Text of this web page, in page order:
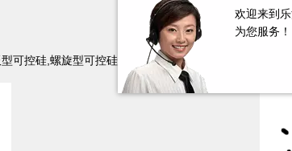
可控硅,螺旋型可控硅,固态继电器,光伏防反二极管
深圳
主营
欢迎来到
为您服务！